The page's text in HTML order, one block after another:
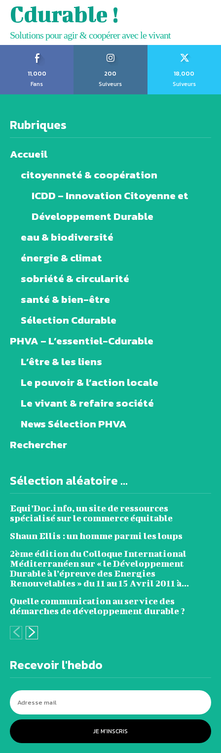
Cdurable !
Solutions pour agir & coopérer avec le vivant
11,000
Fans
200
Suiveurs
18,000
Suiveurs
Rubriques
Accueil
citoyenneté & coopération
ICDD – Innovation Citoyenne et
Développement Durable
eau & biodiversité
énergie & climat
sobriété & circularité
santé & bien-être
Sélection Cdurable
PHVA – L’essentiel-Cdurable
L’être & les liens
Le pouvoir & l’action locale
Le vivant & refaire société
News Sélection PHVA
Rechercher
Sélection aléatoire ...
Equi’Doc.info, un site de ressources
spécialisé sur le commerce équitable
Shaun Ellis : un homme parmi les loups
2ème édition du Colloque International
Méditerranéen sur « le Développement
Durable à l’épreuve des Energies
Renouvelables » du 11 au 15 Avril 2011 à...
Quelle communication au service des
démarches de développement durable ?
Recevoir l'hebdo
JE M'INSCRIS